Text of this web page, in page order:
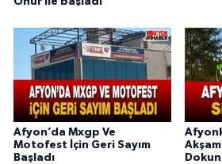
Afyon’da Mxgp Ve
Motofest İçin Geri Sayım
Başladı